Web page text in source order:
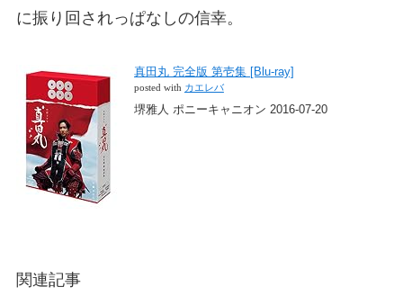
に振り回されっぱなしの信幸。
真田丸 完全版 第壱集 [Blu-ray]
posted with カエレバ
堺雅人 ポニーキャニオン 2016-07-20
関連記事